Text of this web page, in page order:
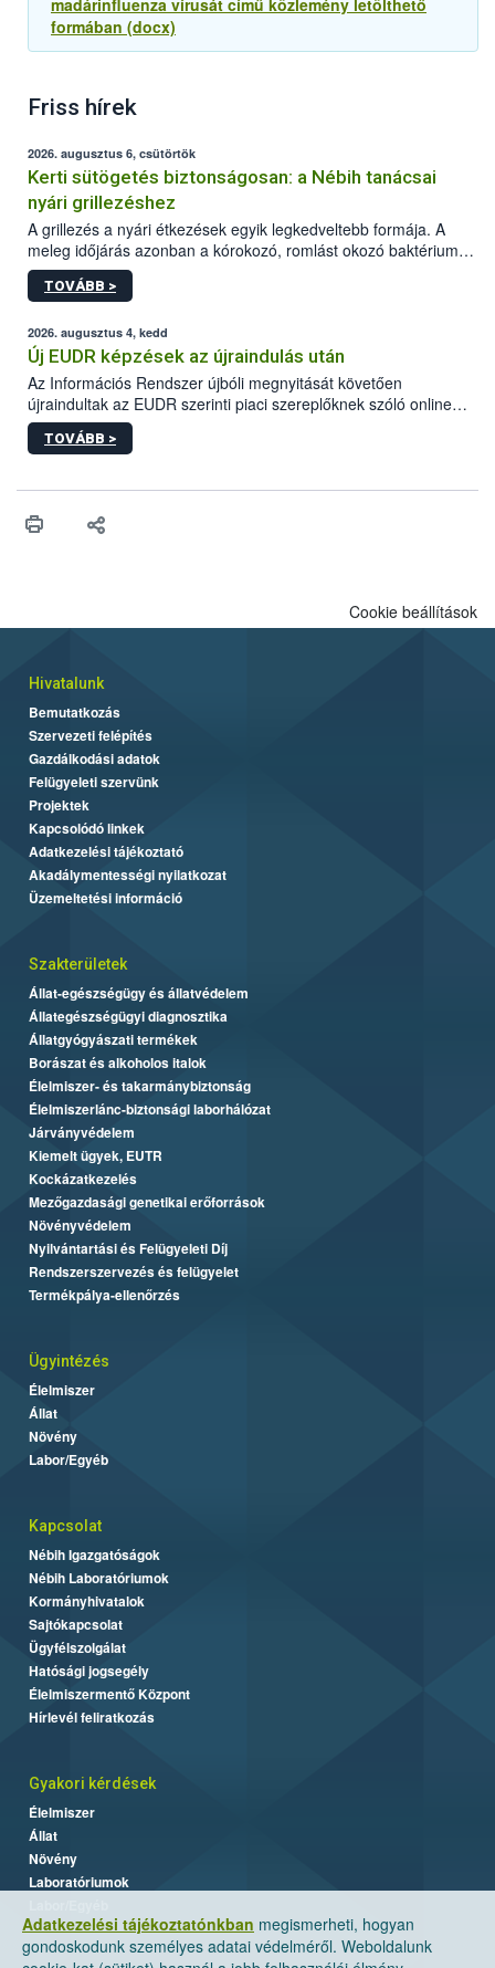
madárinfluenza vírusát című közlemény letölthető
formában (docx)
Friss hírek
2026. augusztus 6, csütörtök
Kerti sütögetés biztonságosan: a Nébih tanácsai
nyári grillezéshez
A grillezés a nyári étkezések egyik legkedveltebb formája. A
meleg időjárás azonban a kórokozó, romlást okozó baktériumok
gyorsabb szaporodásának is kedvez. A szabadtéri sütögetés
ezért nem csupán a megfelelő sütési technikáról szól: legalább
higiéniai szabályok betartása, a megfelelő hőkezelés, valamint a
maradékok szakszerű tárolása. A Nemzeti Élelmiszerlánc-
biztonsági Hivatal (Nébih) Oktatási Programja összegyűjtötte a
biztonságos grillezés legfontosabb tudnivalóit.
TOVÁBB >
2026. augusztus 4, kedd
Új EUDR képzések az újraindulás után
Az Információs Rendszer újbóli megnyitását követően
újraindultak az EUDR szerinti piaci szereplőknek szóló online
képzések.
TOVÁBB >
Adatkezelési tájékoztatónkban megismerheti, hogyan
gondoskodunk személyes adatai védelméről. Weboldalunk
Cookie beállítások
Hivatalunk
Bemutatkozás
Szervezeti felépítés
Gazdálkodási adatok
Felügyeleti szervünk
Projektek
Kapcsolódó linkek
Adatkezelési tájékoztató
Akadálymentességi nyilatkozat
Üzemeltetési információ
Szakterületek
Állat-egészségügy és állatvédelem
Állategészségügyi diagnosztika
Állatgyógyászati termékek
Borászat és alkoholos italok
Élelmiszer- és takarmánybiztonság
Élelmiszerlánc-biztonsági laborhálózat
Járványvédelem
Kiemelt ügyek, EUTR
Kockázatkezelés
Mezőgazdasági genetikai erőforrások
Növényvédelem
Nyilvántartási és Felügyeleti Díj
Rendszerszervezés és felügyelet
Termékpálya-ellenőrzés
Ügyintézés
Élelmiszer
Állat
Növény
Labor/Egyéb
Kapcsolat
Nébih Igazgatóságok
Nébih Laboratóriumok
Kormányhivatalok
Sajtókapcsolat
Ügyfélszolgálat
Hatósági jogsegély
Élelmiszermentő Központ
Hírlevél feliratkozás
Gyakori kérdések
Élelmiszer
Állat
Növény
Laboratóriumok